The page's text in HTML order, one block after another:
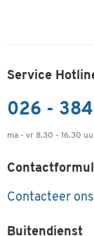
Service
026 -
ma - vr 8.30 - 16.30
Contacteer ons
Buitendienst